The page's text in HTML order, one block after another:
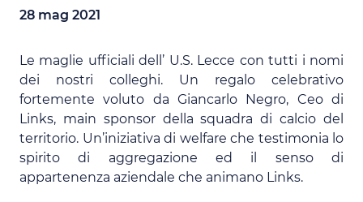
28 mag 2021
Le maglie ufficiali dell’ U.S. Lecce con tutti i nomi
dei nostri colleghi. Un regalo celebrativo
fortemente voluto da Giancarlo Negro, Ceo di
Links, main sponsor della squadra di calcio del
territorio. Un’iniziativa di welfare che testimonia lo
spirito di aggregazione ed il senso di
appartenenza aziendale che animano Links.